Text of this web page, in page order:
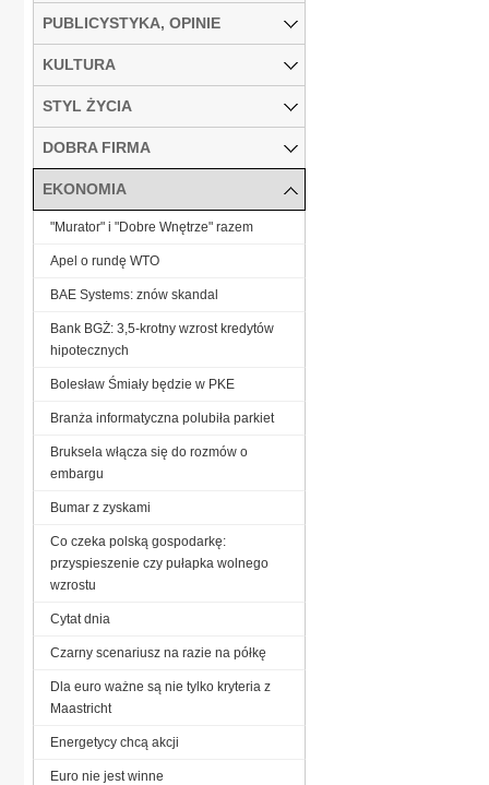
PUBLICYSTYKA, OPINIE
KULTURA
STYL ŻYCIA
DOBRA FIRMA
EKONOMIA
"Murator" i "Dobre Wnętrze" razem
Apel o rundę WTO
BAE Systems: znów skandal
Bank BGŻ: 3,5-krotny wzrost kredytów
hipotecznych
Bolesław Śmiały będzie w PKE
Branża informatyczna polubiła parkiet
Bruksela włącza się do rozmów o
embargu
Bumar z zyskami
Co czeka polską gospodarkę:
przyspieszenie czy pułapka wolnego
wzrostu
Cytat dnia
Czarny scenariusz na razie na półkę
Dla euro ważne są nie tylko kryteria z
Maastricht
Energetycy chcą akcji
Euro nie jest winne